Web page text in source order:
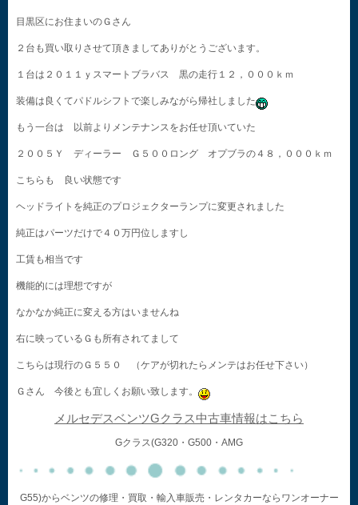
目黒区にお住まいのＧさん
２台も買い取りさせて頂きましてありがとうございます。
１台は２０１１ｙスマートブラバス 黒の走行１２，０００ｋｍ
装備は良くてパドルシフトで楽しみながら帰社しました
もう一台は 以前よりメンテナンスをお任せ頂いていた
２００５Ｙ ディーラー Ｇ５００ロング オプブラの４８，０００ｋｍ
こちらも 良い状態です
ヘッドライトを純正のプロジェクターランプに変更されました
純正はパーツだけで４０万円位しますし
工賃も相当です
機能的には理想ですが
なかなか純正に変える方はいませんね
右に映っているＧも所有されてまして
こちらは現行のＧ５５０ （ケアが切れたらメンテはお任せ下さい）
Ｇさん 今後とも宜しくお願い致します。
メルセデスベンツGクラス中古車情報はこちら
Gクラス(G320・G500・AMG
G55)からベンツの修理・買取・輸入車販売・レンタカーならワンオーナー